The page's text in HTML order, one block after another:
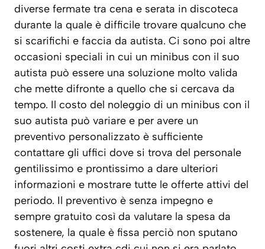
diverse fermate tra cena e serata in discoteca
durante la quale è difficile trovare qualcuno che
si scarifichi e faccia da autista. Ci sono poi altre
occasioni speciali in cui un minibus con il suo
autista può essere una soluzione molto valida
che mette difronte a quello che si cercava da
tempo. Il costo del noleggio di un minibus con il
suo autista può variare e per avere un
preventivo personalizzato è sufficiente
contattare gli uffici dove si trova del personale
gentilissimo e prontissimo a dare ulteriori
informazioni e mostrare tutte le offerte attivi del
periodo. Il preventivo è senza impegno e
sempre gratuito così da valutare la spesa da
sostenere, la quale è fissa perciò non sputano